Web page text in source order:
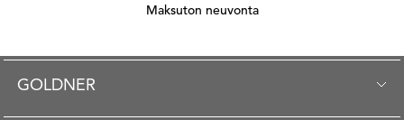
Maksuton neuvonta
GOLDNER